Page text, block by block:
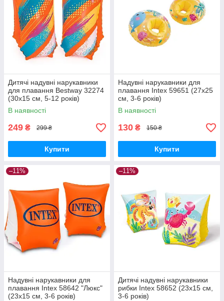
Дитячі надувні нарукавники
для плавання Bestway 32274
(30х15 см, 5-12 років)
В наявності
249 ₴ 299 ₴
Купити
Надувні нарукавники для
плавання Intex 59651 (27х25
см, 3-6 років)
В наявності
130 ₴ 150 ₴
Купити
–11%
Надувні нарукавники для
плавання Intex 58642 "Люкс"
(23х15 см, 3-6 років)
–11%
Дитячі надувні нарукавники
рибки Intex 58652 (23х15 см,
3-6 років)